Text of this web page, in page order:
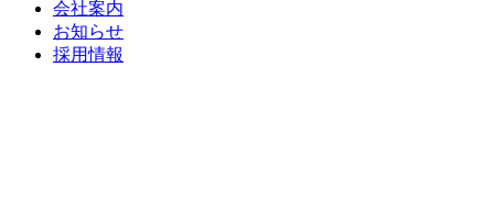
会社案内
お知らせ
採用情報